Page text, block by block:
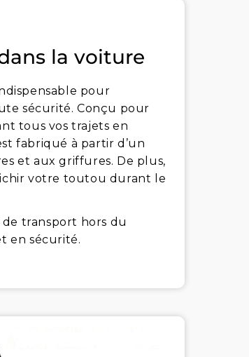
la voiture
pour
sécurité. Conçu pour
tous vos trajets en
fabriqué à partir d’un
et aux griffures. De plus,
votre toutou durant le
transport hors du
en sécurité.